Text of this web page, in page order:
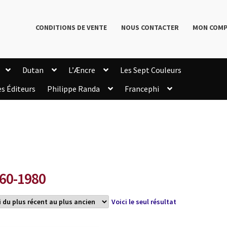
CONDITIONS DE VENTE NOUS CONTACTER MON
Dutan L’Æncre
Les Sept Couleurs
Éditeurs Philippe Randa
Francephi
1980
Voici le seul résultat